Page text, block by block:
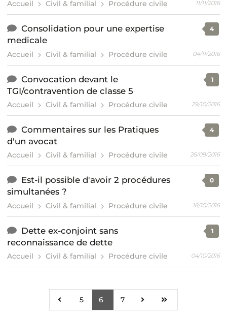
Accueil Civil & familial Procédure civile 11/11/2016
Consolidation pour une expertise
medicale
Accueil Civil & familial Procédure civile
4
04/11/2016
Convocation devant le
TGI/contravention de classe 5
Accueil Civil & familial Procédure civile
1
29/10/2016
Commentaires sur les Pratiques
d'un avocat
Accueil Civil & familial Procédure civile
4
26/09/2016
Est-il possible d'avoir 2 procédures
simultanées ?
Accueil Civil & familial Procédure civile
0
18/10/2016
Dette ex-conjoint sans
reconnaissance de dette
Accueil Civil & familial Procédure civile
1
04/10/2016
5 6 7